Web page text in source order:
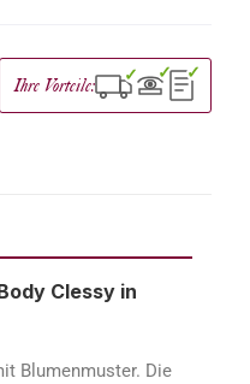
Ihre Vorteile: ✓ ✓ ✓
Clessy in
Blumenmuster. Die